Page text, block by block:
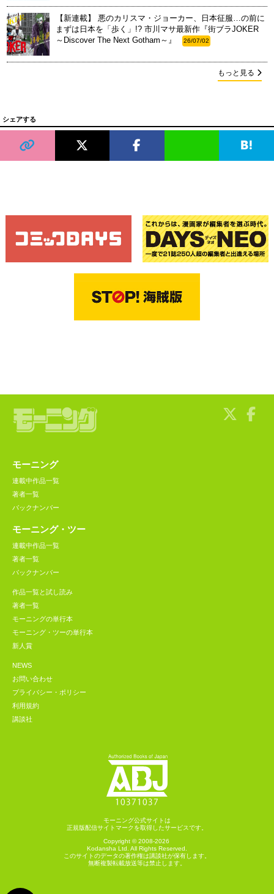
【新連載】 悪のカリスマ・ジョーカー、日本征服…の前に
まずは日本を「歩く」!? 市川マサ最新作『街ブラJOKER
～Discover The Next Gotham～』
26/07/02
もっと見る
シェアする
モーニング
連載中作品一覧
著者一覧
バックナンバー
モーニング・ツー
連載中作品一覧
著者一覧
バックナンバー
作品一覧と試し読み
著者一覧
モーニングの単行本
モーニング・ツーの単行本
新人賞
NEWS
お問い合わせ
プライバシー・ポリシー
利用規約
講談社
モーニング公式サイトは
正規版配信サイトマークを取得したサービスです。
Copyright © 2008-2026
Kodansha Ltd. All Rights Reserved.
このサイトのデータの著作権は講談社が保有します。
無断複製転載放送等は禁止します。